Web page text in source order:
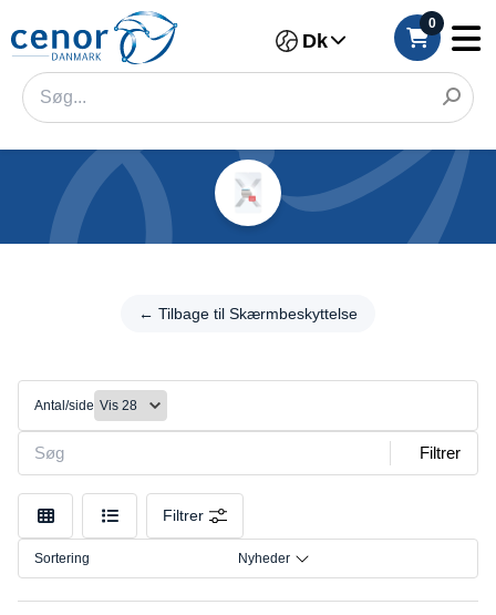
Dk
0
← Tilbage til Skærmbeskyttelse
Kategorier
Skærmbeskyttelse
glas
Filter
Mærke
Model
Antal/side
Filtrer
Filtrer
Sortering Nyheder